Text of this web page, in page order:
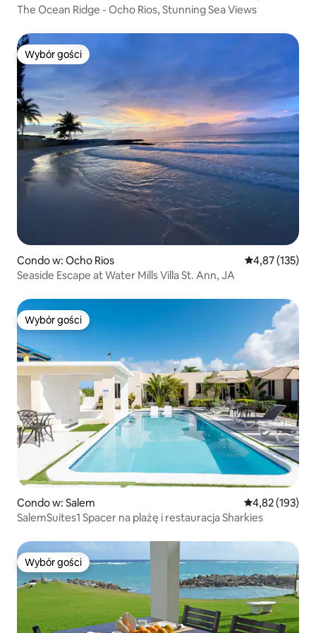
The Ocean Ridge - Ocho Rios, Stunning Sea Views
Wybór gości
Wybór gości
Condo w: Ocho Rios Średnia
4,87 (135)
Seaside Escape at Water Mills Villa St. Ann, JA
Wybór gości
Wybór gości
Condo w: Salem Średnia
4,82 (193)
SalemSuites1 Spacer na plażę i restauracja Sharkies
Wybór gości
Wybór gości